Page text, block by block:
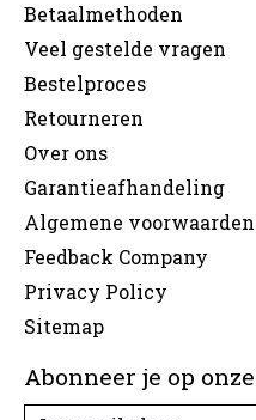
Betaalmethoden
Veel gestelde vragen
Bestelproces
Retourneren
Over ons
Garantieafhandeling
Algemene voorwaarden
Feedback Company
Privacy Policy
Sitemap
Abonneer je op